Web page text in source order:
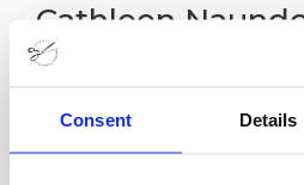
Consent Details
Cathleen
Times
I Cathleen Naundorfs värld